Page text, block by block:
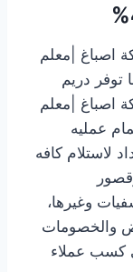
اصباغ |معلم
توفر دريم
اصباغ |معلم
عمليه
لاستلام كافه
وغيرها،
والخصومات
كسب عملاء